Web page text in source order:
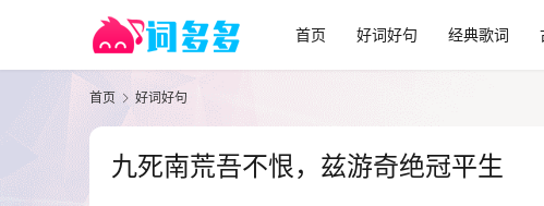
首页 好词好句 经典歌词
首页 好词好句
九死南荒吾不恨，兹游奇绝冠平生